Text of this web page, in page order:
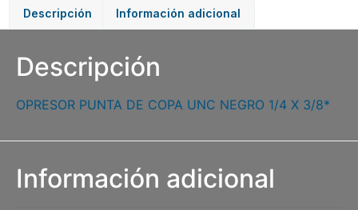
Descripción Información adicional
Descripción
OPRESOR PUNTA DE COPA UNC NEGRO 1/4 X 3/8*
Información adicional